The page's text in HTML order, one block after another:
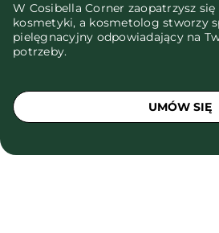
W Cosibella Corner zaopatrzysz
kosmetyki, a kosmetolog stworzy
pielęgnacyjny odpowiadający na
potrzeby.
UMÓW SIĘ